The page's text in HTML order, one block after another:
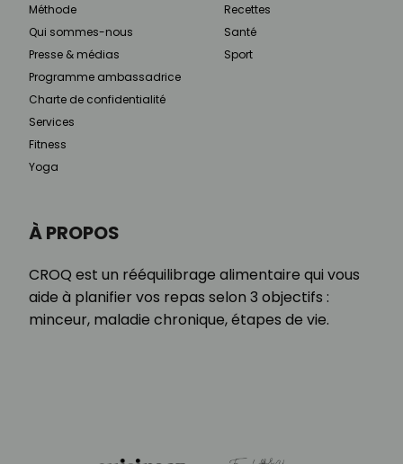
À PROPOS
CROQ est un rééquilibrage alimentaire qui vous
aide à planifier vos repas selon 3 objectifs :
minceur, maladie chronique, étapes de vie.
Méthode
Qui sommes-nous
Presse & médias
Programme ambassadrice
Charte de confidentialité
Services
Fitness
Yoga
Recettes
Santé
Sport